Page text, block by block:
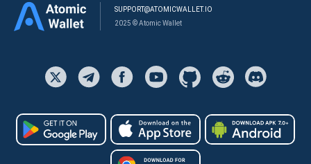
SUPPORT@ATOMICWALLET.IO
2025 © Atomic Wallet